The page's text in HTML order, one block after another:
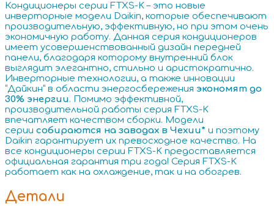
Кондиционеры серии FTXS-K – это новые
инверторные модели Daikin, которые обеспечивают
производительную, эффективную, но при этом очень
экономичную работу. Данная серия кондиционеров
имеет усовершенствованный дизайн передней
панели, благодаря которому внутренний блок
выглядит элегантно, стильно и аристократично.
Инверторные технологии, а также инновации
“Дайкин” в области энергосбережения экономят до
30% энергии. Помимо эффективной,
производительной работы серия FTXS-K
впечатляет качеством сборки. Модели
серии собираются на заводах в Чехии* и поэтому
Daikin гарантирует их превосходное качество. На
все кондиционеры серии FTXS-K предоставляется
официальная гарантия три года! Серия FTXS-K
работает как на охлаждение, так и на обогрев.
Детали